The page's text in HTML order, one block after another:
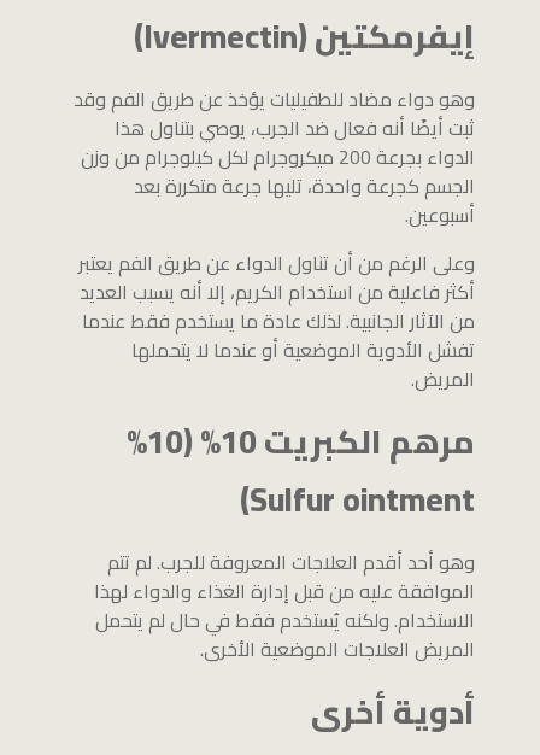
إيفرمكتين (Ivermectin)
وهو دواء مضاد للطفيليات يؤخذ عن طريق الفم وقد
ثبت أيضًا أنه فعال ضد الجرب، يوصي بتناول هذا
الدواء بجرعة 200 ميكروجرام لكل كيلوجرام من وزن
الجسم كجرعة واحدة، تليها جرعة متكررة بعد
أسبوعين.
وعلى الرغم من أن تناول الدواء عن طريق الفم يعتبر
أكثر فاعلية من استخدام الكريم، إلا أنه يسبب العديد
من الآثار الجانبية. لذلك عادة ما يستخدم فقط عندما
تفشل الأدوية الموضعية أو عندما لا يتحملها
المريض.
مرهم الكبريت 10% (10%
Sulfur ointment)
وهو أحد أقدم العلاجات المعروفة للجرب. لم تتم
الموافقة عليه من قبل إدارة الغذاء والدواء لهذا
الاستخدام. ولكنه يُستخدم فقط في حال لم يتحمل
المريض العلاجات الموضعية الأخرى.
أدوية أخرى